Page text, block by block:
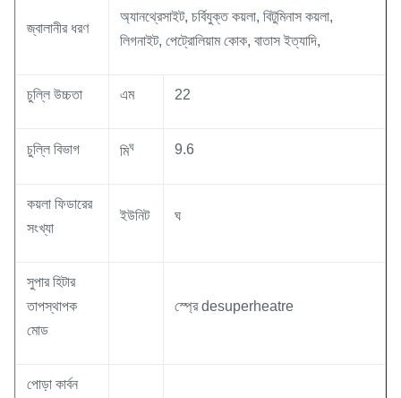
জ্বালানীর ধরণ
অ্যানথ্রেসাইট, চর্বিযুক্ত কয়লা, বিটুমিনাস কয়লা,
লিগনাইট, পেট্রোলিয়াম কোক, বাতাস ইত্যাদি,
চুল্লি উচ্চতা এম 22
চুল্লি বিভাগ মিঘ 9.6
কয়লা ফিডারের
সংখ্যা
ইউনিট ঘ
সুপার হিটার
তাপস্থাপক
মোড
স্প্রে desuperheatre
পোড়া কার্বন